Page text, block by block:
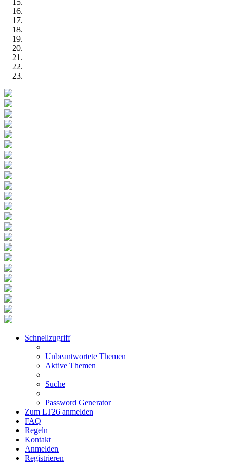
Schnellzugriff
Unbeantwortete Themen
Aktive Themen
Suche
Password Generator
Zum LT26 anmelden
FAQ
Regeln
Kontakt
Anmelden
Registrieren